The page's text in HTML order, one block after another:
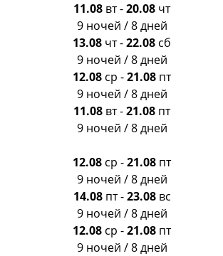
11.08 вт-20.08 чт
9 ночей / 8 дней
13.08 чт-22.08 сб
9 ночей / 8 дней
12.08 ср -21.08 пт
9 ночей / 8 дней
11.08 вт-21.08 пт
9 ночей / 8 дней
12.08 ср -21.08 пт
9 ночей / 8 дней
14.08 пт-23.08 вс
9 ночей / 8 дней
12.08 ср -21.08 пт
9 ночей / 8 дней